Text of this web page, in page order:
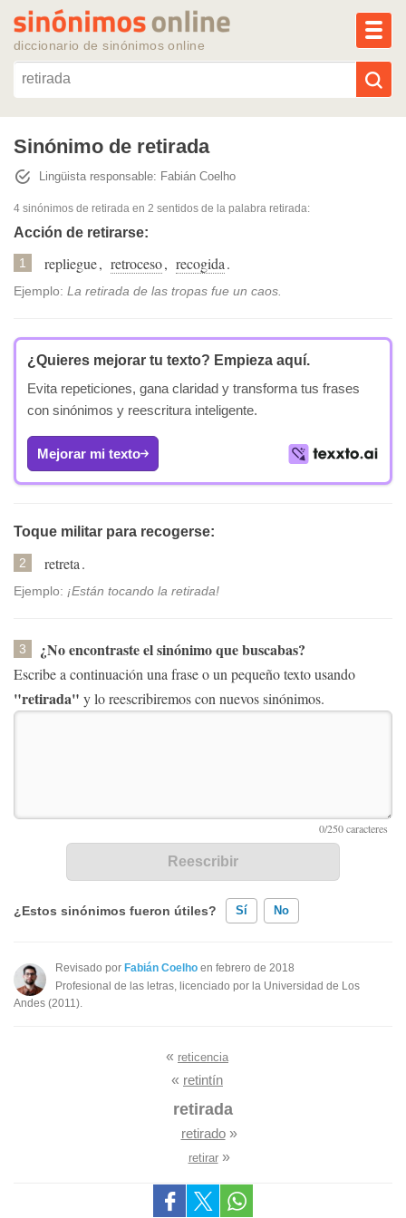
diccionario de sinónimos online
Reescribir texto con IA
Sinónimos populares
Temas populares
Temas recientes
Sinónimo de retirada
Lingüista responsable: Fabián Coelho
4 sinónimos de retirada en 2 sentidos de la palabra retirada:
Acción de retirarse:
1 repliegue, retroceso, recogida.
Ejemplo: La retirada de las tropas fue un caos.
¿Quieres mejorar tu texto? Empieza aquí.
Evita repeticiones, gana claridad y transforma tus frases
con sinónimos y reescritura inteligente.
Mejorar mi texto
Toque militar para recogerse:
2 retreta.
Ejemplo: ¡Están tocando la retirada!
3 ¿No encontraste el sinónimo que buscabas?
Escribe a continuación una frase o un pequeño texto usando
"retirada" y lo reescribiremos con nuevos sinónimos.
¿Estos sinónimos fueron útiles? Sí No
Existen sinónimos incorrectos
Ninguno de los sinónimos presentados me ayudó
Revisado por Fabián Coelho en febrero de 2018
Profesional de las letras, licenciado por la Universidad de Los
Andes (2011).
« reticencia
« retintín
retirada
retirado»
retirar»